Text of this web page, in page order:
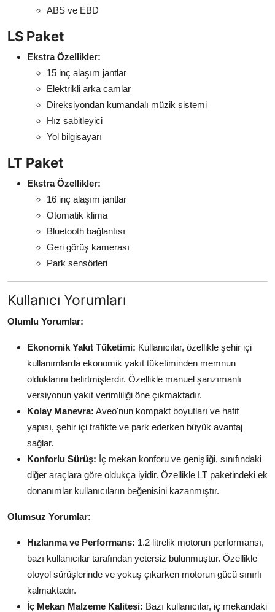
ABS ve EBD
LS Paket
Ekstra Özellikler:
15 inç alaşım jantlar
Elektrikli arka camlar
Direksiyondan kumandalı müzik sistemi
Hız sabitleyici
Yol bilgisayarı
LT Paket
Ekstra Özellikler:
16 inç alaşım jantlar
Otomatik klima
Bluetooth bağlantısı
Geri görüş kamerası
Park sensörleri
Kullanıcı Yorumları
Olumlu Yorumlar:
Ekonomik Yakıt Tüketimi: Kullanıcılar, özellikle şehir içi
kullanımlarda ekonomik yakıt tüketiminden memnun
olduklarını belirtmişlerdir. Özellikle manuel şanzımanlı
versiyonun yakıt verimliliği öne çıkmaktadır.
Kolay Manevra: Aveo'nun kompakt boyutları ve hafif
yapısı, şehir içi trafikte ve park ederken büyük avantaj
sağlar.
Konforlu Sürüş: İç mekan konforu ve genişliği, sınıfındaki
diğer araçlara göre oldukça iyidir. Özellikle LT paketindeki ek
donanımlar kullanıcıların beğenisini kazanmıştır.
Olumsuz Yorumlar:
Hızlanma ve Performans: 1.2 litrelik motorun performansı,
bazı kullanıcılar tarafından yetersiz bulunmuştur. Özellikle
otoyol sürüşlerinde ve yokuş çıkarken motorun gücü sınırlı
kalmaktadır.
İç Mekan Malzeme Kalitesi: Bazı kullanıcılar, iç mekandaki